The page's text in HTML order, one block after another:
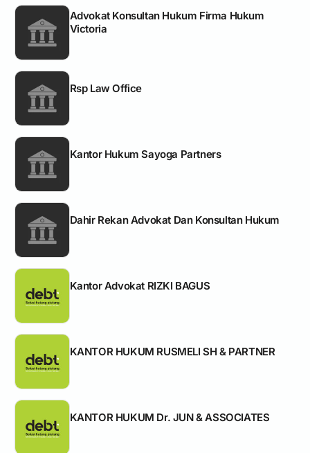
Advokat Konsultan Hukum Firma Hukum
Victoria
Rsp Law Office
Kantor Hukum Sayoga Partners
Dahir Rekan Advokat Dan Konsultan Hukum
Kantor Advokat RIZKI BAGUS
KANTOR HUKUM RUSMELI SH & PARTNER
KANTOR HUKUM Dr. JUN & ASSOCIATES